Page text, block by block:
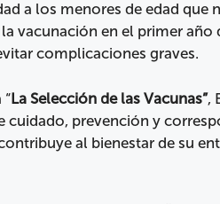
a los menores de edad que
vacunación en el primer año
complicaciones graves.
La Selección de las Vacunas”,
prevención y
al bienestar de su